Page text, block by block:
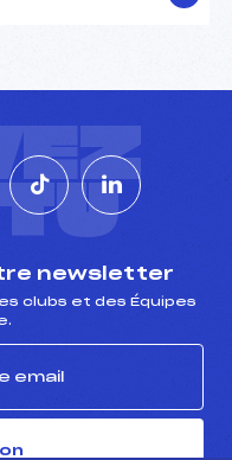
newsletter
clubs et des Équipes